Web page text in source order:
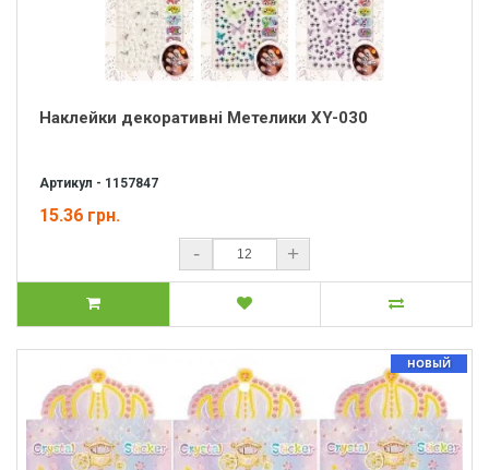
Наклейки декоративні Метелики XY-030
Артикул - 1157847
15.36 грн.
- +
НОВЫЙ